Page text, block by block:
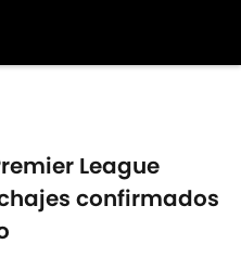
League
confirmados